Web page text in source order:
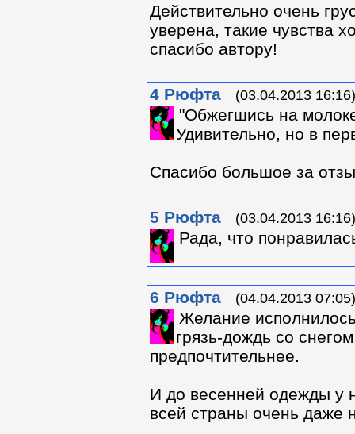
Действительно очень
уверена, такие чувства
спасибо автору!
4 Рюфта (03.04.2013 16:16)
"Обжегшись на
Удивительно, но в
Спасибо большое за
5 Рюфта (03.04.2013 16:16)
Рада, что
6 Рюфта (04.04.2013 07:05)
Желание
грязь-дождь со
предпочтительнее.
И до весенней одежды у
всей страны очень даже